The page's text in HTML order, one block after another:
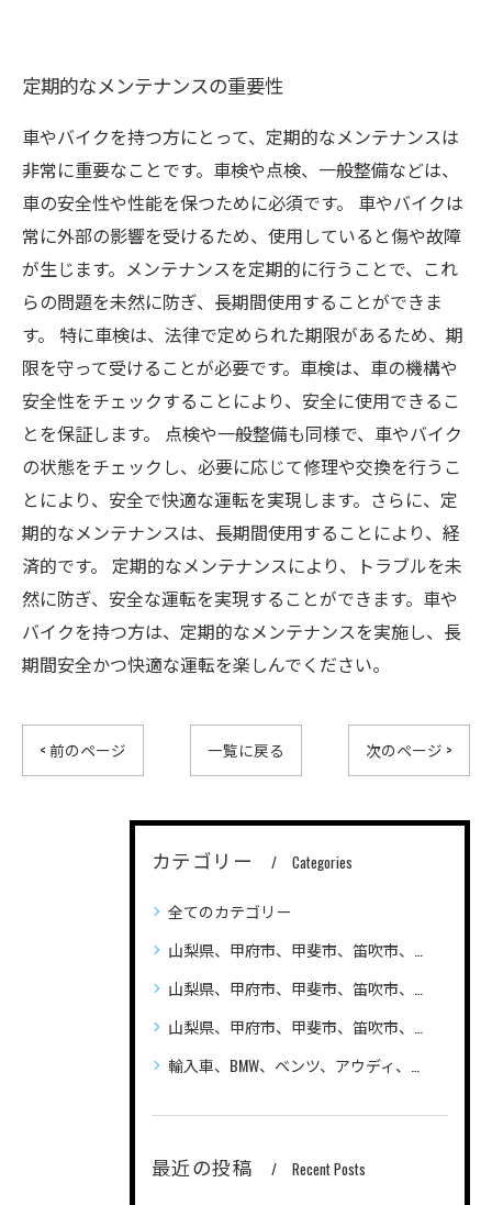
定期的なメンテナンスの重要性
車やバイクを持つ方にとって、定期的なメンテナンスは
非常に重要なことです。車検や点検、一般整備などは、
車の安全性や性能を保つために必須です。 車やバイクは
常に外部の影響を受けるため、使用していると傷や故障
が生じます。メンテナンスを定期的に行うことで、これ
らの問題を未然に防ぎ、長期間使用することができま
す。 特に車検は、法律で定められた期限があるため、期
限を守って受けることが必要です。車検は、車の機構や
安全性をチェックすることにより、安全に使用できるこ
とを保証します。 点検や一般整備も同様で、車やバイク
の状態をチェックし、必要に応じて修理や交換を行うこ
とにより、安全で快適な運転を実現します。さらに、定
期的なメンテナンスは、長期間使用することにより、経
済的です。 定期的なメンテナンスにより、トラブルを未
然に防ぎ、安全な運転を実現することができます。車や
バイクを持つ方は、定期的なメンテナンスを実施し、長
期間安全かつ快適な運転を楽しんでください。
< 前のページ 一覧に戻る 次のページ >
カテゴリー Categories
全てのカテゴリー
山梨県、甲府市、甲斐市、笛吹市、昭和町、
山梨県、甲府市、甲斐市、笛吹市、昭和町、自動車（普通車、軽自動車、ハイブリッド車）の車検、整備、修理なら笛吹市のLandAuto（ランドオート）へご相談ください 安い
山梨県、甲府市、甲斐市、笛吹市、昭和町、輸入車の車検、整備、修理なら笛吹市のLandAuto（ランドオート）へご相談ください
輸入車、BMW、ベンツ、アウディ、ジープ、プジョー、フォルクスワーゲン、ポルシェ、自動車の車検、整備、修理ならLandAutoへご相談ください
最近の投稿 Recent Posts